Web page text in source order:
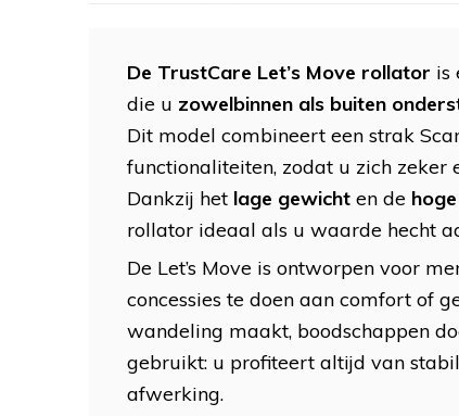
De TrustCare Let’s Move rollator is
die u zowelbinnen als buiten
Dit model combineert een strak
functionaliteiten, zodat u zich
Dankzij het lage gewicht en de
rollator ideaal als u waarde hecht
De Let’s Move is ontworpen voor
concessies te doen aan comfort of
wandeling maakt, boodschappen
gebruikt: u profiteert altijd van
afwerking.